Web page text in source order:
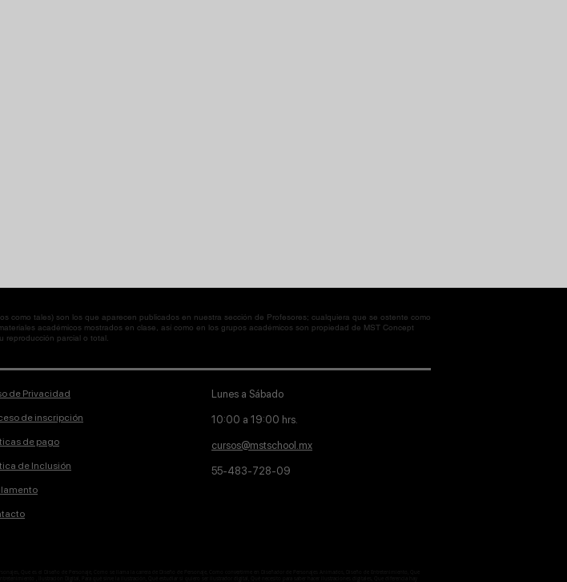
como tales) son los que aparecen publicados en nuestra sección de Profesores; cualquiera que se ostente como
académicos mostrados en clase, así como en los grupos académicos son propiedad de MST Concept
reproducción parcial o total.
de Privacidad
de inscripción
de pago
de Inclusión
Lunes a Sábado
10:00 a 19:00 hrs.
cursos@mstschool.mx
55-483-728-09